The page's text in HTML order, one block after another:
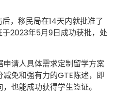
，移民局在14天内就批准了
2023年5月9日成功获批，处
请人具体需求定制留学方案
免和强有力的GTE陈述，即
也能成功获得学生签证。